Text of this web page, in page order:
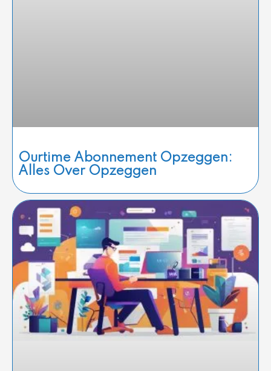
Ourtime Abonnement Opzeggen:
Alles Over Opzeggen